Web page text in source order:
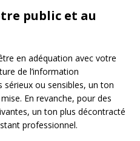
public et au
en adéquation avec votre
de l’information
ou sensibles, un ton
En revanche, pour des
un ton plus décontracté
professionnel.